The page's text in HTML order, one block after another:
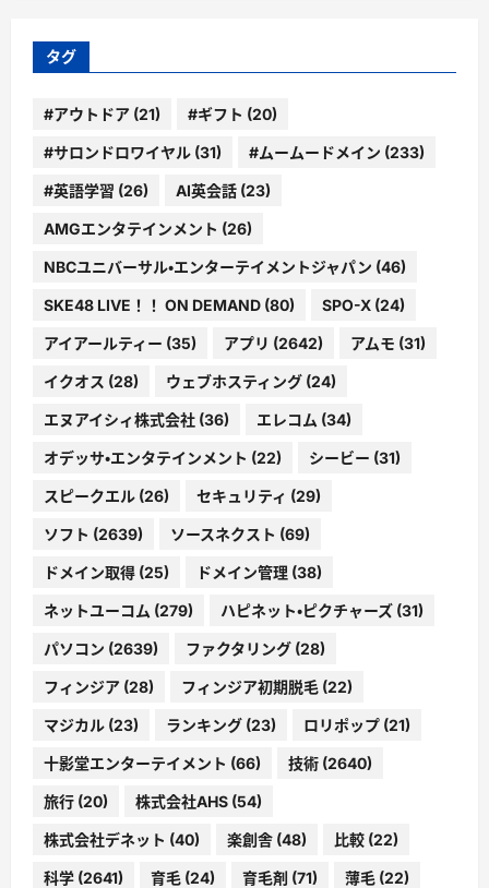
ー
タグ
#アウトドア (21) #ギフト (20)
#サロンドロワイヤル (31) #ムームードメイン (233)
#英語学習 (26) AI英会話 (23)
AMGエンタテインメント (26)
NBCユニバーサル・エンターテイメントジャパン (46)
SKE48 LIVE！！ ON DEMAND (80) SPO-X (24)
アイアールティー (35) アプリ (2642) アムモ (31)
イクオス (28) ウェブホスティング (24)
エヌアイシィ株式会社 (36) エレコム (34)
オデッサ・エンタテインメント (22) シービー (31)
スピークエル (26) セキュリティ (29)
ソフト (2639) ソースネクスト (69)
ドメイン取得 (25) ドメイン管理 (38)
ネットユーコム (279) ハピネット・ピクチャーズ (31)
パソコン (2639) ファクタリング (28)
フィンジア (28) フィンジア初期脱毛 (22)
マジカル (23) ランキング (23) ロリポップ (21)
十影堂エンターテイメント (66) 技術 (2640)
旅行 (20) 株式会社AHS (54)
株式会社デネット (40) 楽創舎 (48) 比較 (22)
科学 (2641) 育毛 (24) 育毛剤 (71) 薄毛 (22)